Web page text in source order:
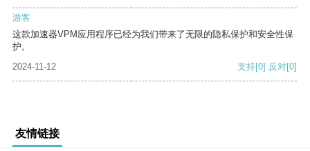
游客
这款加速器VPM应用程序已经为我们带来了无限的隐私保护和安全性保
护。
2024-11-12
支持[0] 反对[0]
友情链接